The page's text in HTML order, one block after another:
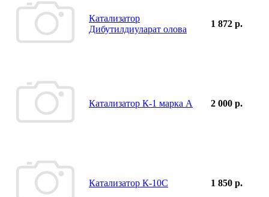
Катализатор
Дибутилдиуларат олова
1 872 р.
Катализатор К-1 марка А 2 000 р.
Катализатор К-10С 1 850 р.